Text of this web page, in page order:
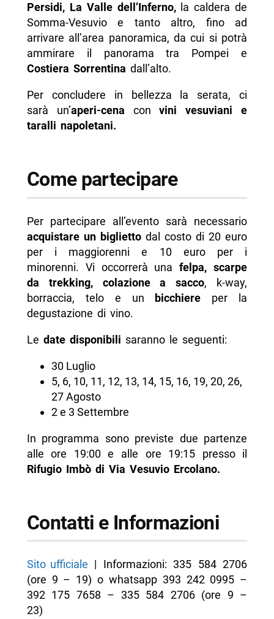
Persidi, La Valle dell’Inferno, la caldera de
Somma-Vesuvio e tanto altro, fino ad
arrivare all’area panoramica, da cui si potrà
ammirare il panorama tra Pompei e
Costiera Sorrentina dall’alto.
Per concludere in bellezza la serata, ci
sarà un’aperi-cena convini vesuviani e
taralli napoletani.
Come partecipare
Per partecipare all’evento sarà necessario
acquistare un biglietto dal costo di 20 euro
per i maggiorenni e 10 euro per i
minorenni. Vi occorrerà una felpa, scarpe
da trekking, colazione a sacco, k-way,
borraccia, telo e un bicchiere per la
degustazione di vino.
Le date disponibili saranno le seguenti:
30 Luglio
5, 6, 10, 11, 12, 13, 14, 15, 16, 19, 20, 26,
27 Agosto
2 e 3 Settembre
In programma sono previste due partenze
alle ore 19:00 e alle ore 19:15 presso il
Rifugio Imbò di Via Vesuvio Ercolano.
Contatti e Informazioni
Sito ufficiale | Informazioni: 335 584 2706
(ore 9 – 19) o whatsapp 393 242 0995 –
392 175 7658 – 335 584 2706 (ore 9 –
23)